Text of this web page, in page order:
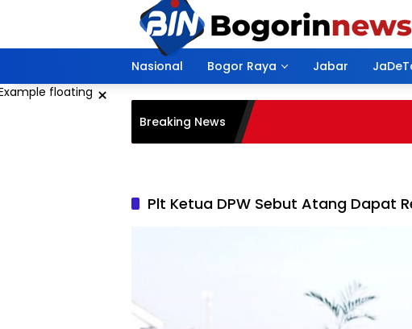
Nasional Bogor Raya Jabar
×
Breaking News
Plt Ketua DPW Sebut Atang Dapat